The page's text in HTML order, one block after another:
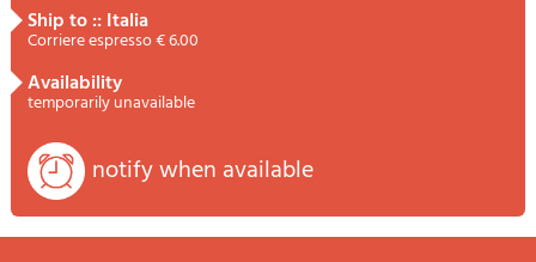
ship to :: Italia
Corriere espresso € 6.00
availability
temporarily unavailable
notify when available